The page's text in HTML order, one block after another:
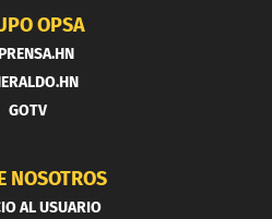
OPSA
GOTV
NOSOTROS
AL USUARIO